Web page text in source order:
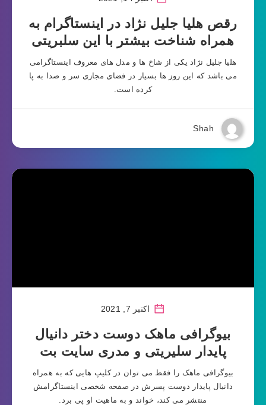
رقص هلیا جلیل نژاد در اینستاگرام به
همراه شناخت بیشتر با این سلبریتی
هلیا جلیل نژاد یکی از شاخ ها و مدل های معروف اینستاگرامی
می باشد که این روز ها بسیار در فضای مجازی سر و صدا به پا
کرده است.
Shah
اکتبر 7, 2021
بیوگرافی ماهک دوست دختر دانیال
پایدار سلیریتی و مدری سایت بت
بیوگرافی ماهک را فقط می توان در کلیپ هایی که به همراه
دانیال پایدار دوست پسرش در صفحه شخصی اینستاگرامش
منتشر می کند، خواند و به ماهیت او پی برد.